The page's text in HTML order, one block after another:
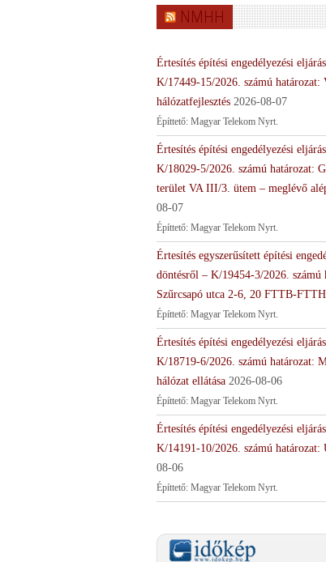
NMHH
Értesítés építési engedélyezési
K/17449-15/2026. számú
hálózatfejlesztés 2026-08-07
Építtető: Magyar Telekom Nyrt.
Értesítés építési engedélyezési
K/18029-5/2026. számú határozat:
terület VA III/3. ütem – meglévő
08-07
Építtető: Magyar Telekom Nyrt.
Értesítés egyszerűsített építési
döntésről – K/19454-3/2026. számú
Szűrcsapó utca 2-6, 20 FTTB-FTTH
Építtető: Magyar Telekom Nyrt.
Értesítés építési engedélyezési
K/18719-6/2026. számú határozat:
hálózat ellátása 2026-08-06
Építtető: Magyar Telekom Nyrt.
Értesítés építési engedélyezési
K/14191-10/2026. számú
08-06
Építtető: Magyar Telekom Nyrt.